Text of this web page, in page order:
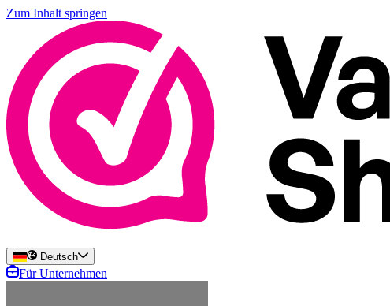
Zum Inhalt springen
Deutsch
Für Unternehmen